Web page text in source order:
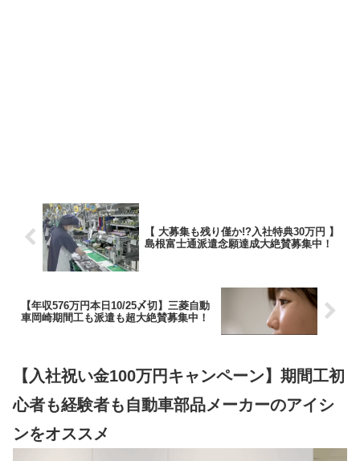
【 大募集も残り僅か!?入社特典30万円 】
島根富士通派遣念願達成大絶賛募集中！
【年収576万円本日10/25〆切】三菱自動
車岡崎期間工も派遣も超大絶賛募集中！
【入社祝い金100万円キャンペーン】期間工初
心者も経験者も自動車部品メーカーのアイシ
ンをオススメ